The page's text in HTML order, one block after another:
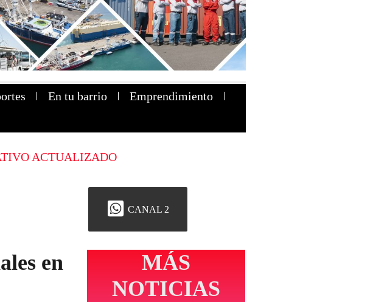
En tu barrio
Emprendimiento
ACTUALIZADO
CANAL 2
en
MÁS
NOTICIAS